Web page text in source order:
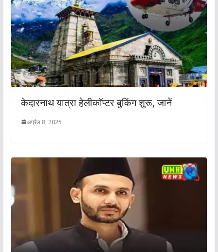
केदारनाथ यात्रा हेलीकॉप्‍टर बुकिंग शुरू, जानें
अप्रैल 8, 2025